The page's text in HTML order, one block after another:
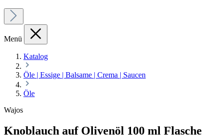
Menü
Katalog
Öle | Essige | Balsame | Crema | Saucen
Öle
Wajos
Knoblauch auf Olivenöl 100 ml Flasche